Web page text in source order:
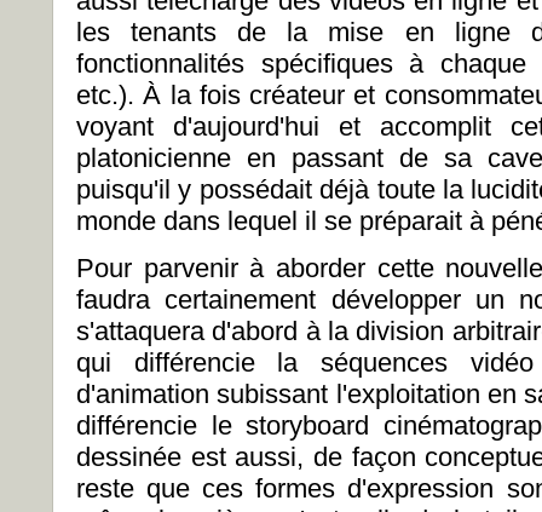
les tenants de la mise en ligne
fonctionnalités spécifiques à
etc.). À la fois créateur et
voyant d'aujourd'hui et accomplit
platonicienne en passant de sa
puisqu'il y possédait déjà toute la
monde dans lequel il se préparait à
Pour parvenir à aborder cette
faudra certainement développer un
s'attaquera d'abord à la division
qui différencie la séquences
d'animation subissant l'exploitation en
différencie le storyboard
dessinée est aussi, de façon
reste que ces formes d'expression